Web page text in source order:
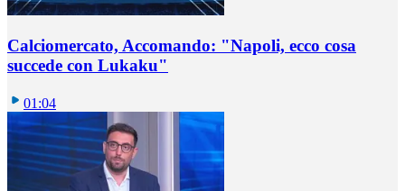
Calciomercato, Accomando: "Napoli, ecco cosa
succede con Lukaku"
01:04